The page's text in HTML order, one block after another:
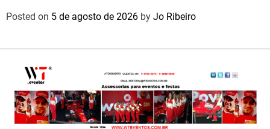
Posted on 5 de agosto de 2026 by Jo Ribeiro